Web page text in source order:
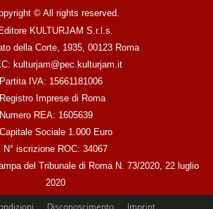
© All rights reserved.
Editore KULTURJAM S.r.l.s.
della Corte, 1935, 00123 Roma
kulturjam@pec.kulturjam.it
Partita IVA: 15661181006
Registro Imprese di Roma
Numero REA: 1605639
Capitale Sociale 1.000 Euro
N° iscrizione ROC: 34067
del Tribunale di Roma N. 73/2020, 22 luglio
2020